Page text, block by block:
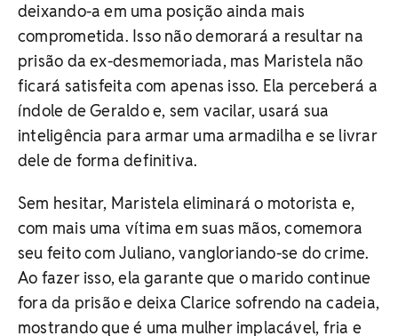
deixando-a em uma posição ainda mais
comprometida. Isso não demorará a resultar na
prisão da ex-desmemoriada, mas Maristela não
ficará satisfeita com apenas isso. Ela perceberá a
índole de Geraldo e, sem vacilar, usará sua
inteligência para armar uma armadilha e se livrar
dele de forma definitiva.
Sem hesitar, Maristela eliminará o motorista e,
com mais uma vítima em suas mãos, comemora
seu feito com Juliano, vangloriando-se do crime.
Ao fazer isso, ela garante que o marido continue
fora da prisão e deixa Clarice sofrendo na cadeia,
mostrando que é uma mulher implacável, fria e